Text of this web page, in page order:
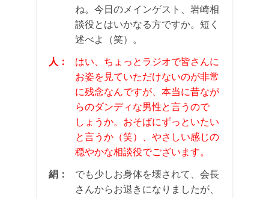
ね。今日のメインゲスト、岩崎相
談役とはいかなる方ですか。短く
述べよ（笑）。
人：
はい、ちょっとラジオで皆さんに
お姿を見ていただけないのが非常
に残念なんですが、本当に昔なが
らのダンディな男性と言うので
しょうか。おそばにずっといたい
と言うか（笑）、やさしい感じの
穏やかな相談役でございます。
絹：
でも少しお身体を壊されて、会長
さんからお退きになりましたが、